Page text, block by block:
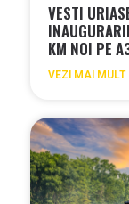
VESTI
KM NOI PE
VEZI MAI MULT